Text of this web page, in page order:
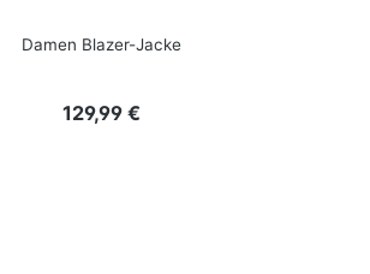
Damen Blazer-Jacke
Regulärer Preis:
129,99 €